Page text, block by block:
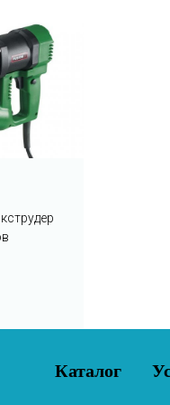
Каталог